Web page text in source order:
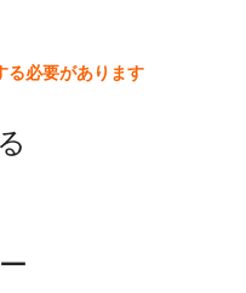
る必要があります